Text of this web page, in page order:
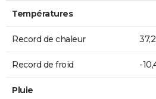
Températures
Record de chaleur
Record de froid -
Pluie